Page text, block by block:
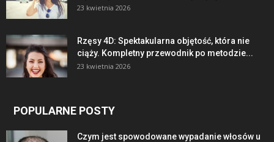
23 kwietnia 2026
Rzęsy 4D: Spektakularna objętość, która nie
ciąży. Kompletny przewodnik po metodzie...
23 kwietnia 2026
POPULARNE POSTY
Czym jest spowodowane wypadanie włosów u